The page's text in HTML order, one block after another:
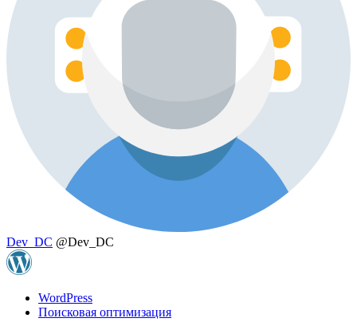
Dev_DC @Dev_DC
WordPress
Поисковая оптимизация